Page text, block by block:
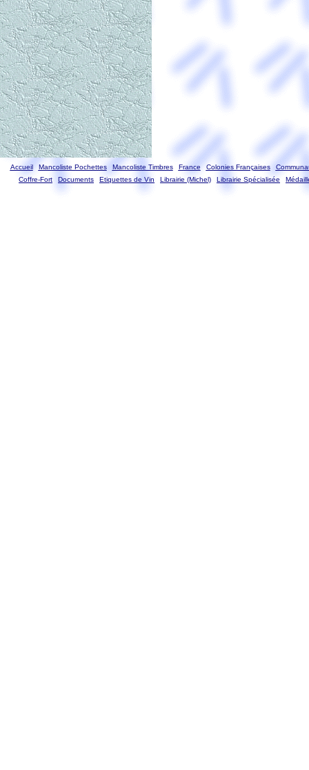
Accueil Mancoliste Pochettes Mancoliste Timbres France Colonies Françaises
Coffre-Fort
Documents Etiquettes de Vin Librairie (Michel) Librairie Spécialisée